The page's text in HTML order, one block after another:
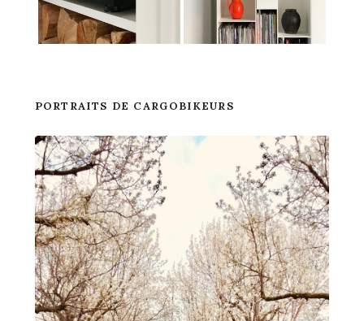
PORTRAITS DE CARGOBIKEURS